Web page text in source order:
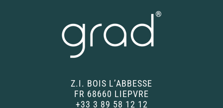
Z.I. BOIS L’ABBESSE
FR 68660 LIEPVRE
+33 3 89 58 12 12